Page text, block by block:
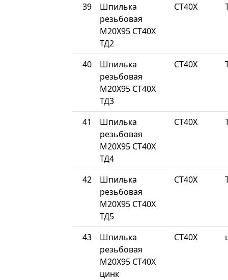
39
Шпилька
резьбовая
М20Х95 СТ40Х
ТД2
СТ40Х
40
Шпилька
резьбовая
М20Х95 СТ40Х
ТД3
СТ40Х
41
Шпилька
резьбовая
М20Х95 СТ40Х
ТД4
СТ40Х
42
Шпилька
резьбовая
М20Х95 СТ40Х
ТД5
СТ40Х
43
Шпилька
резьбовая
М20Х95 СТ40Х
цинк
СТ40Х